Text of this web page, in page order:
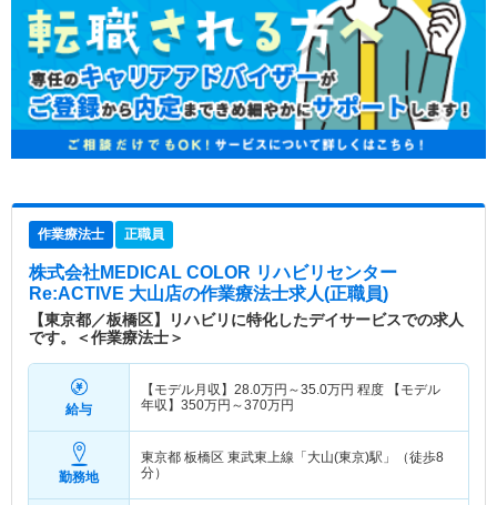
作業療法士 正職員
株式会社MEDICAL COLOR リハビリセンター
Re:ACTIVE 大山店の作業療法士求人(正職員)
【東京都／板橋区】リハビリに特化したデイサービスでの求人
です。＜作業療法士＞
給与
【モデル月収】 28.0万円～35.0万円 程度 【モデル
年収】 350万円～370万円
勤務地
東京都 板橋区 東武東上線「大山(東京)駅」（徒歩8
分）